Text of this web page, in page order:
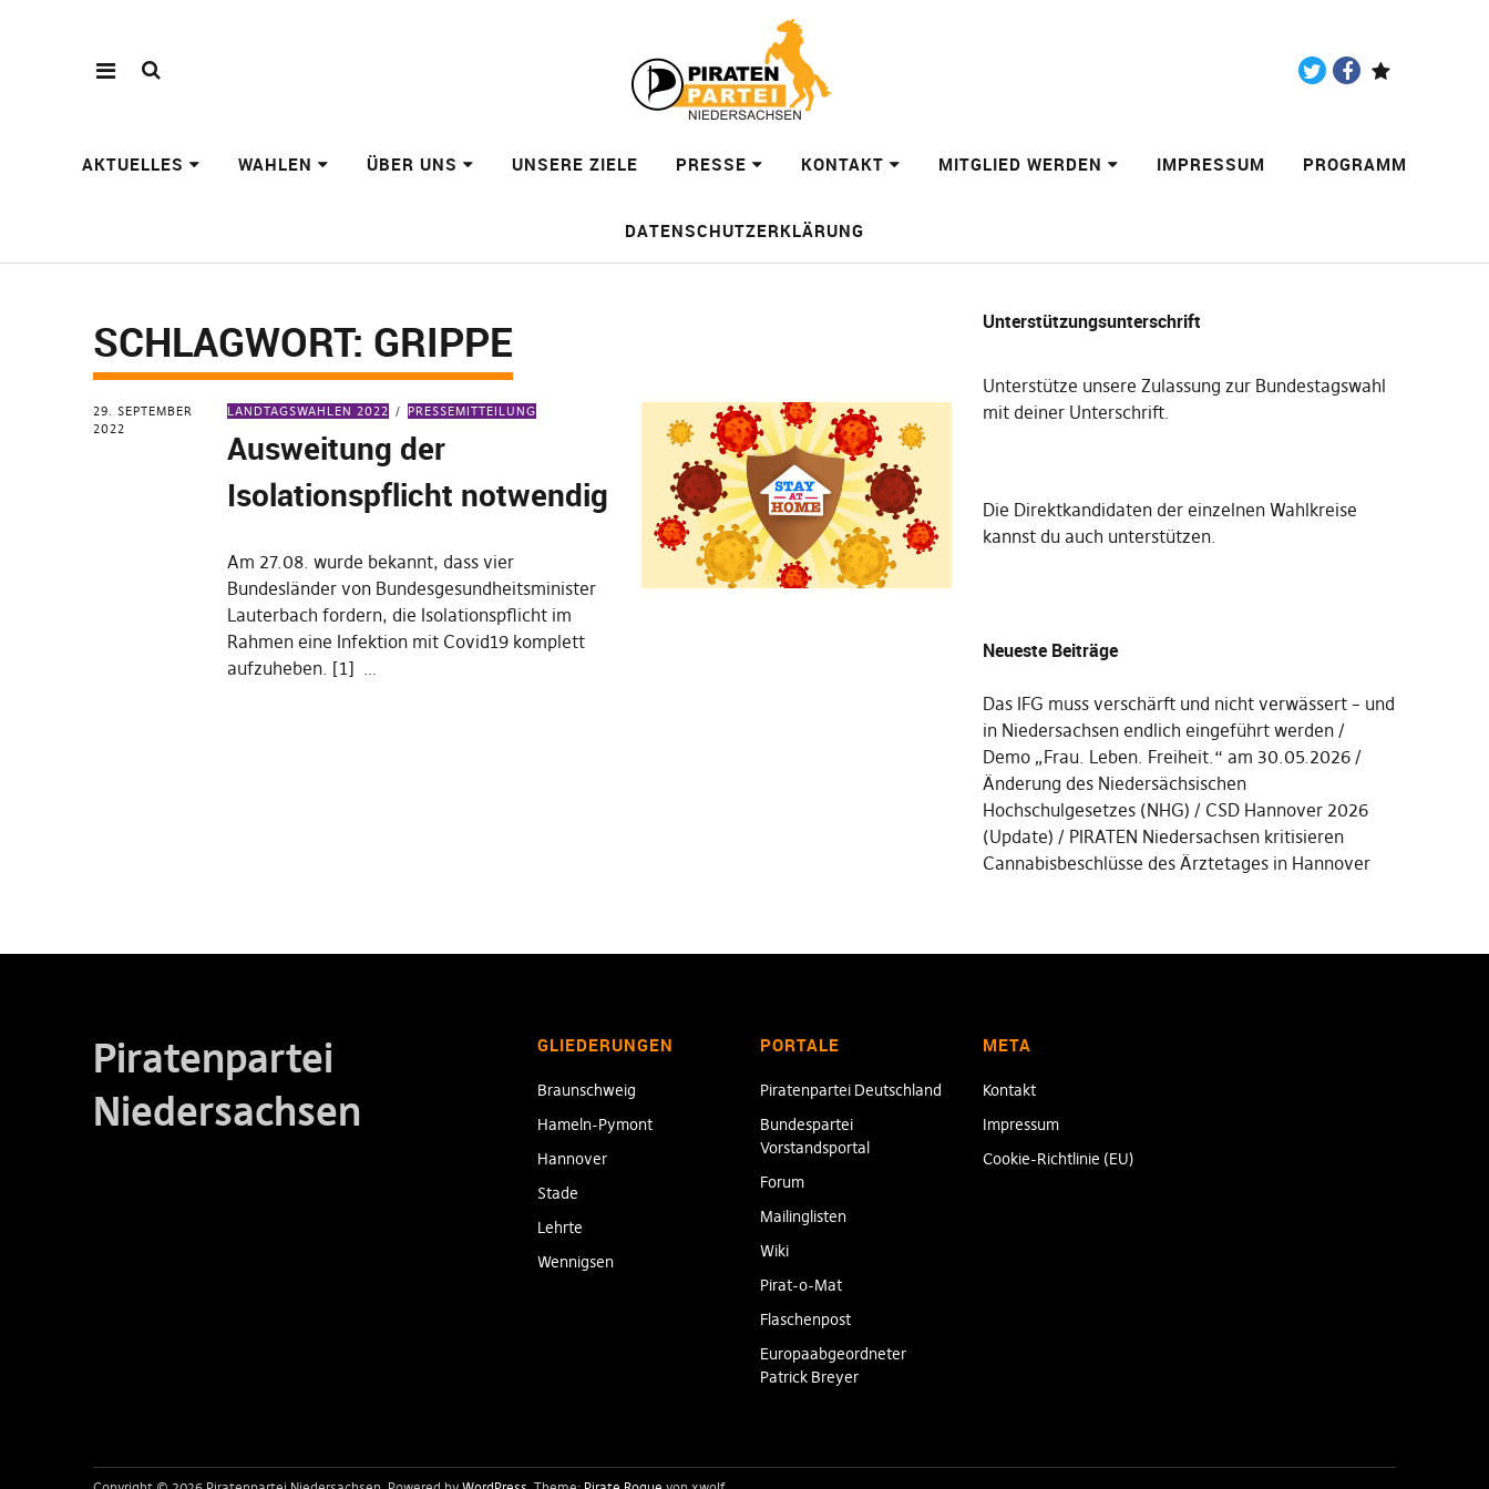
AKTUELLES WAHLEN ÜBER UNS UNSERE ZIELE PRESSE KONTAKT MITGLIED WERDEN IMPRESSUM PROGRAMM
DATENSCHUTZERKLÄRUNG
SCHLAGWORT: GRIPPE
29. SEPTEMBER
2022
LANDTAGSWAHLEN 2022 PRESSEMITTEILUNG
Ausweitung der
Isolationspflicht notwendig
Am 27.08. wurde bekannt, dass vier
Bundesländer von Bundesgesundheitsminister
Lauterbach fordern, die Isolationspflicht im
Rahmen eine Infektion mit Covid19 komplett
aufzuheben. [1] …
Unterstützungsunterschrift
Unterstütze unsere Zulassung zur Bundestagswahl
mit deiner Unterschrift.
Die Direktkandidaten der einzelnen Wahlkreise
kannst du auch unterstützen.
Neueste Beiträge
Das IFG muss verschärft und nicht verwässert – und
in Niedersachsen endlich eingeführt werden
Demo „Frau. Leben. Freiheit.“ am 30.05.2026
Änderung des Niedersächsischen
Hochschulgesetzes (NHG)
CSD Hannover 2026
(Update)
PIRATEN Niedersachsen kritisieren
Cannabisbeschlüsse des Ärztetages in Hannover
Piratenpartei
Niedersachsen
GLIEDERUNGEN
Braunschweig
Hameln-Pymont
Hannover
Stade
Lehrte
Wennigsen
PORTALE
Piratenpartei Deutschland
Bundespartei
Vorstandsportal
Forum
Mailinglisten
Wiki
Pirat-o-Mat
Flaschenpost
Europaabgeordneter
Patrick Breyer
META
Kontakt
Impressum
Cookie-Richtlinie (EU)